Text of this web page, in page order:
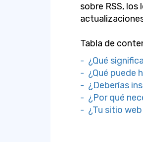
sobre RSS,
Tabla de
- ¿Qué
- ¿Qué puede
- ¿Deberías
- ¿Por qué
- ¿Tu sitio